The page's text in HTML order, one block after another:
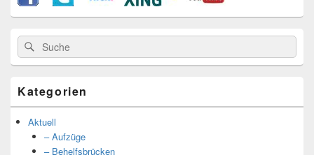
Suche
nach:
Suche
Kategorien
Aktuell
– Aufzüge
– Behelfsbrücken